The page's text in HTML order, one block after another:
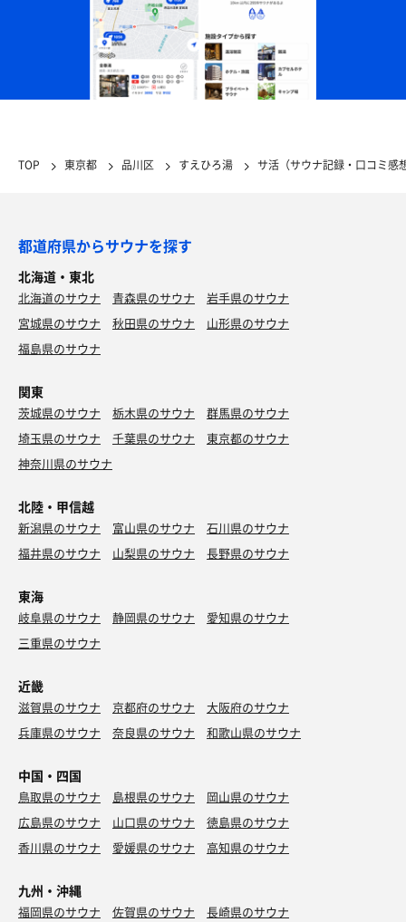
TOP 東京都 品川区 すえひろ湯 サ活（サウナ記録・口コミ感
都道府県からサウナを探す
北海道・東北
北海道のサウナ 青森県のサウナ
岩手県のサウナ
宮城県のサウナ
秋田県のサウナ
山形県のサウナ
福島県のサウナ
関東
茨城県のサウナ 栃木県のサウナ
群馬県のサウナ
埼玉県のサウナ
千葉県のサウナ
東京都のサウナ
神奈川県のサウナ
北陸・甲信越
新潟県のサウナ 富山県のサウナ
石川県のサウナ
福井県のサウナ
山梨県のサウナ 長野県のサウナ
東海
岐阜県のサウナ 静岡県のサウナ
愛知県のサウナ
三重県のサウナ
近畿
滋賀県のサウナ 京都府のサウナ
大阪府のサウナ
兵庫県のサウナ
奈良県のサウナ 和歌山県のサウナ
中国・四国
鳥取県のサウナ 島根県のサウナ
岡山県のサウナ
広島県のサウナ
山口県のサウナ
徳島県のサウナ
香川県のサウナ
愛媛県のサウナ 高知県のサウナ
九州・沖縄
福岡県のサウナ 佐賀県のサウナ
長崎県のサウナ